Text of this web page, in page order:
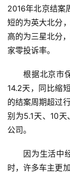
2016年北京结案
短的为英大北分
高的为三星北分
家零投诉率。
根据北京市
14.2天，同比缩
的结案周期超过
别为5.1天、10
公司。
因为生活中
时，许多车主更